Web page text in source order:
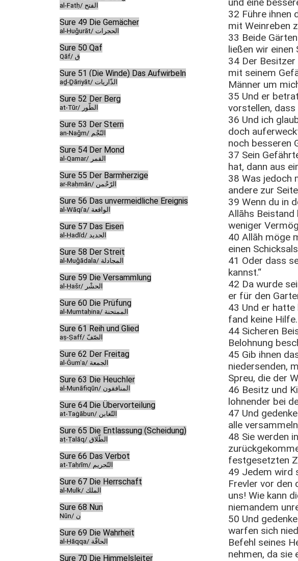
al-Fatḥ/ الفتح
Sure 49 Die Gemächer
al-Ḥuǧurāt/ الحجرات
Sure 50 Qaf
Qāf/ ق
Sure 51 (Die Winde) Das Aufwirbeln
aḏ-Ḏāriyāt/ الذّاريات
Sure 52 Der Berg
at-Tūr/ الطّور
Sure 53 Der Stern
an-Naǧm/ النّجْم
Sure 54 Der Mond
al-Qamar/ القمر
Sure 55 Der Barmherzige
ar-Raḥmān/ الرّحْمن
Sure 56 Das unvermeidliche Ereignis
al-Wāqiʿa/ الواقعة
Sure 57 Das Eisen
al-Ḥadīd/ الحديد
Sure 58 Der Streit
al-Muǧādala/ المجادلة
Sure 59 Die Versammlung
al-Ḥašr/ الحشْر
Sure 60 Die Prüfung
al-Mumtaḥina/ الممتحنة
Sure 61 Reih und Glied
aṣ-Ṣaff/ الصّفّ
Sure 62 Der Freitag
al-Ǧumʿa/ الجمعة
Sure 63 Die Heuchler
al-Munāfiqūn/ المنافقون
Sure 64 Die Übervorteilung
at-Taġābun/ التّغابن
Sure 65 Die Entlassung (Scheidung)
aṭ-Ṭalāq/ الطّلاق
Sure 66 Das Verbot
at-Taḥrīm/ التّحريم
Sure 67 Die Herrschaft
al-Mulk/ الملك
Sure 68 Nun
Nūn/ ن
Sure 69 Die Wahrheit
al-Ḥāqqa/ الحاقّة
Sure 70 Die Himmelsleiter
32 Führe ihnen
mit Weinreben
33 Beide
ließen wir einen
34 Der
mit seinem
Männer um
35 Und er
vorstellen,
36 Und ich
doch
noch besseren
37 Sein
hat, dann aus
38 Was jedoch
andere zur
39 Wenn du in
Allāhs Beistand
weniger
40 Allāh möge
einen
41 Oder dass
kannst.“
42 Da wurde
er für den
43 Und er
fand keine Hilfe.
44 Sicheren
Belohnung
45 Gib ihnen
niedersenden,
Spreu, die der
46 Besitz und
lohnender bei
47 Und
alle
48 Sie werden
festgesetzten
49 Jedem wird
Frevler vor den
uns! Wie kann
niemandem
50 Und
warfen sich
Befehl seines
nehmen, da sie